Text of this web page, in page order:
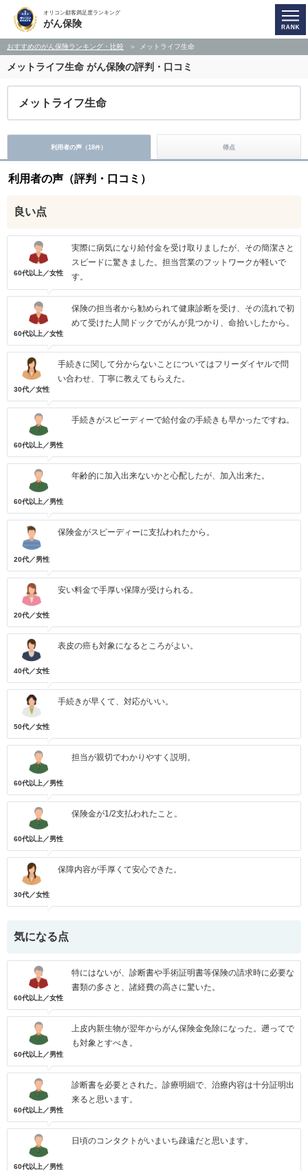
オリコン顧客満足度ランキング
がん保険
おすすめのがん保険ランキング・比較 メットライフ生命
メットライフ生命 がん保険の評判・口コミ
メットライフ生命
利用者の声（18件） 得点
利用者の声（評判・口コミ）
良い点
60代以上／女性
実際に病気になり給付金を受け取りましたが、その簡潔さと
スピードに驚きました。担当営業のフットワークが軽いで
す。
60代以上／女性
保険の担当者から勧められて健康診断を受け、その流れで初
めて受けた人間ドックでがんが見つかり、命拾いしたから。
30代／女性
手続きに関して分からないことについてはフリーダイヤルで問
い合わせ、丁寧に教えてもらえた。
60代以上／男性
手続きがスピーディーで給付金の手続きも早かったですね。
60代以上／男性
年齢的に加入出来ないかと心配したが、加入出来た。
20代／男性
保険金がスピーディーに支払われたから。
20代／女性
安い料金で手厚い保障が受けられる。
40代／女性
表皮の癌も対象になるところがよい。
50代／女性
手続きが早くて、対応がいい。
60代以上／男性
担当が親切でわかりやすく説明。
60代以上／男性
保険金が1/2支払われたこと。
30代／女性
保障内容が手厚くて安心できた。
気になる点
60代以上／女性
特にはないが、診断書や手術証明書等保険の請求時に必要な
書類の多さと、諸経費の高さに驚いた。
60代以上／男性
上皮内新生物が翌年からがん保険金免除になった。遡ってで
も対象とすべき。
60代以上／男性
診断書を必要とされた。診療明細で、治療内容は十分証明出
来ると思います。
60代以上／男性
日頃のコンタクトがいまいち疎遠だと思います。